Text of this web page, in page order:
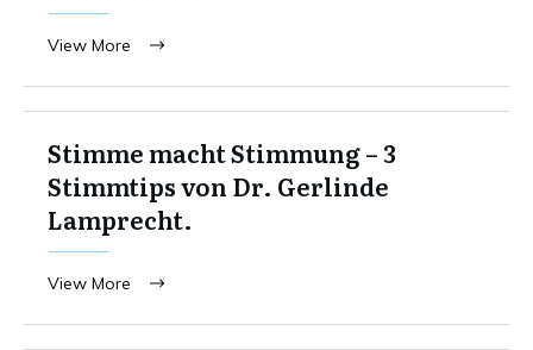
View More
Stimme macht Stimmung – 3
Stimmtips von Dr. Gerlinde
Lamprecht.
View More